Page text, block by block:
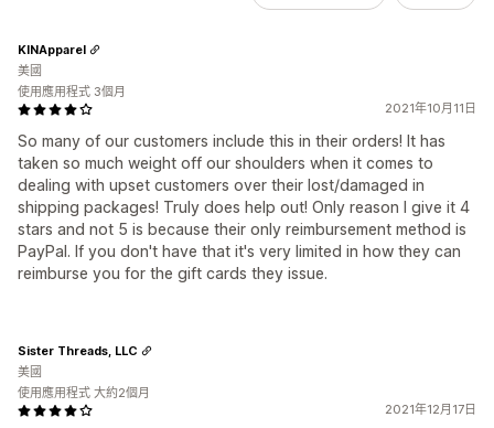
2021年10月11日
So many of our customers include this in their orders! It has
taken so much weight off our shoulders when it comes to
dealing with upset customers over their lost/damaged in
shipping packages! Truly does help out! Only reason I give it 4
stars and not 5 is because their only reimbursement method is
PayPal. If you don't have that it's very limited in how they can
reimburse you for the gift cards they issue.
KINApparel
美國
使用應用程式 3個月
2021年12月17日
Sister Threads, LLC
美國
使用應用程式 大約2個月